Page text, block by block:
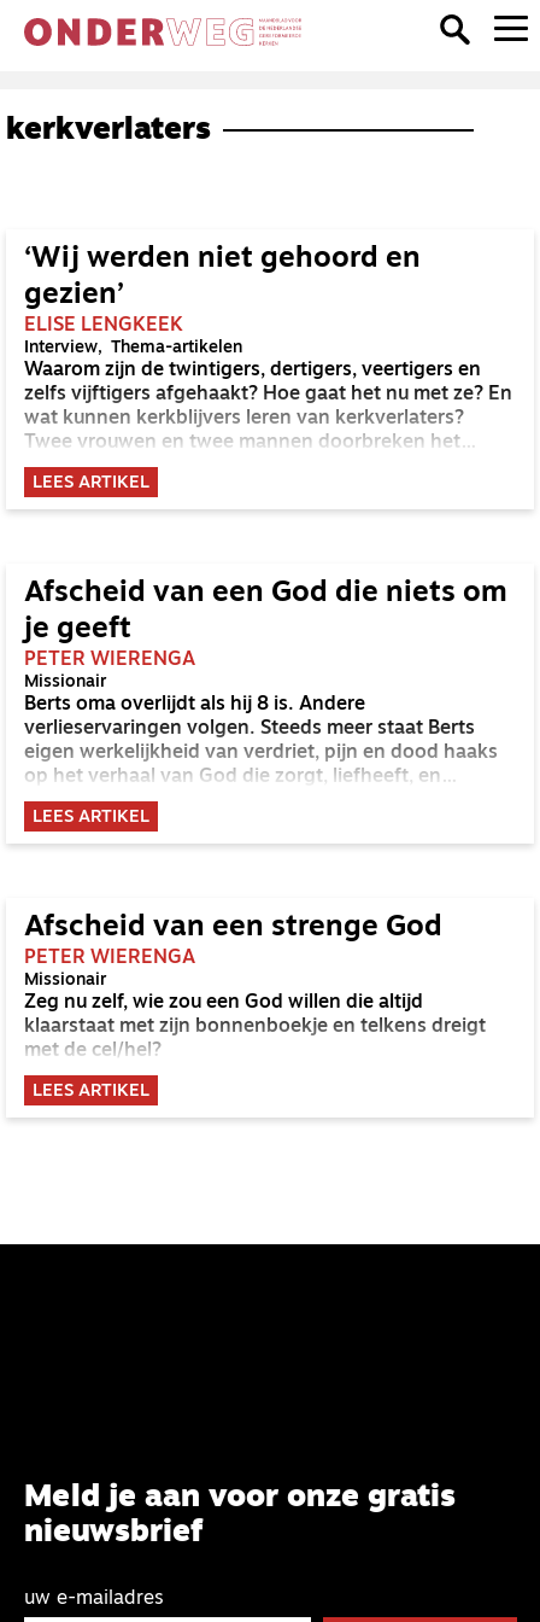
kerkverlaters
‘Wij werden niet gehoord en
gezien’
ELISE LENGKEEK
Interview Thema-artikelen
Waarom zijn de twintigers, dertigers, veertigers en
zelfs vijftigers afgehaakt? Hoe gaat het nu met ze? En
wat kunnen kerkblijvers leren van kerkverlaters?
Twee vrouwen en twee mannen doorbreken het
taboe op hun keuze.
LEES ARTIKEL
Afscheid van een God die niets om
je geeft
PETER WIERENGA
Missionair
Berts oma overlijdt als hij 8 is. Andere
verlieservaringen volgen. Steeds meer staat Berts
eigen werkelijkheid van verdriet, pijn en dood haaks
op het verhaal van God die zorgt, liefheeft, en
geneest. Hij kan wel zonder zo’n God en verlaat de
kerk.
LEES ARTIKEL
Afscheid van een strenge God
PETER WIERENGA
Missionair
Zeg nu zelf, wie zou een God willen die altijd
klaarstaat met zijn bonnenboekje en telkens dreigt
met de cel/hel?
LEES ARTIKEL
Meld je aan voor onze gratis
nieuwsbrief
uw e-mailadres